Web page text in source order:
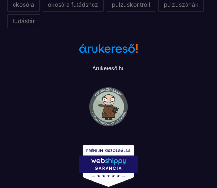
okosóra okosóra futádshoz pulzuskontroll pulzuszónák
tudástár
Árukereső.hu